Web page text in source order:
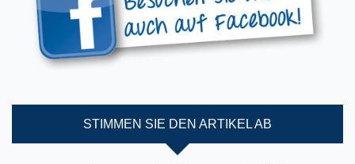
STIMMEN SIE DEN ARTIKEL AB